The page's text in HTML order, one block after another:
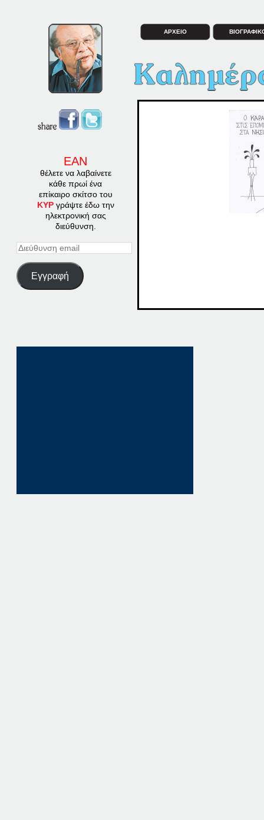
ΕΑΝ
θέλετε να λαβαίνετε
κάθε πρωί ένα
επίκαιρο σκίτσο του
ΚΥΡγράψτε έδω την
ηλεκτρονική σας
διεύθυνση.
Διεύθυνση
Εγγραφή
ΑΡΧΕΙΟ